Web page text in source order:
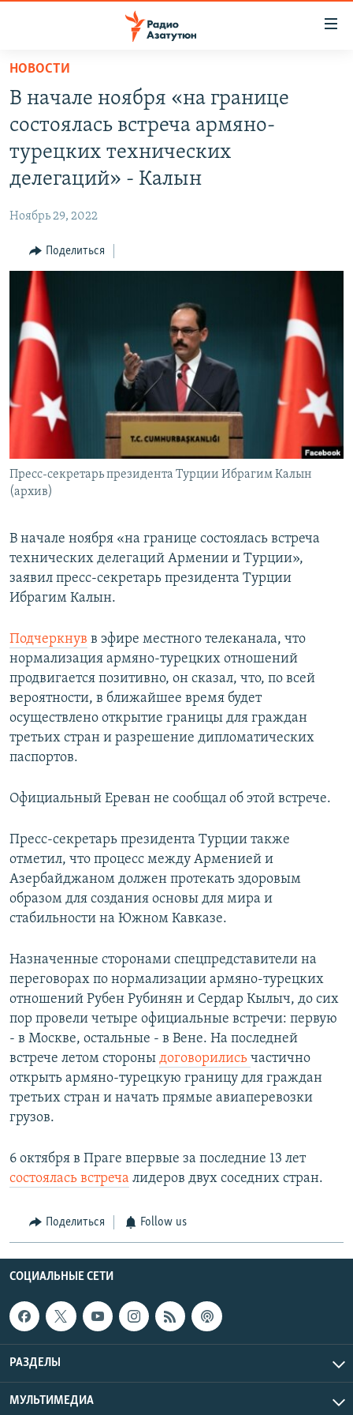
Перейти
основному
содержанию
основной
Перейти
поиску
РЕГИОН
НАГОРНЫЙ КАРАБАХ
КУЛЬТУРА
СПОРТ
АРХИВ
Հայերեն
English
Все сайты Радио Азатутюн
НОВОСТИ
В начале ноября «на границе
состоялась встреча армяно-
турецких технических
делегаций» - Калын
Ноябрь 29, 2022
Поделиться
Пресс-секретарь президента Турции Ибрагим Калын
(архив)
В начале ноября «на границе состоялась встреча
технических делегаций Армении и Турции»,
заявил пресс-секретарь президента Турции
Ибрагим Калын.
Подчеркнув в эфире местного телеканала, что
нормализация армяно-турецких отношений
продвигается позитивно, он сказал, что, по всей
вероятности, в ближайшее время будет
осуществлено открытие границы для граждан
третьих стран и разрешение дипломатических
паспортов.
Официальный Ереван не сообщал об этой встрече.
Пресс-секретарь президента Турции также
отметил, что процесс между Арменией и
Азербайджаном должен протекать здоровым
образом для создания основы для мира и
стабильности на Южном Кавказе.
Назначенные сторонами спецпредставители на
переговорах по нормализации армяно-турецких
отношений Рубен Рубинян и Сердар Кылыч, до сих
пор провели четыре официальные встречи: первую
- в Москве, остальные - в Вене. На последней
встрече летом стороны договорились частично
открыть армяно-турецкую границу для граждан
третьих стран и начать прямые авиаперевозки
грузов.
6 октября в Праге впервые за последние 13 лет
состоялась встреча лидеров двух соседних стран.
Поделиться Follow us
СОЦИАЛЬНЫЕ СЕТИ
РАЗДЕЛЫ
МУЛЬТИМЕДИА